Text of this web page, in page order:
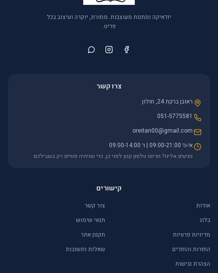
יודאיקה ומתנות מעוצבות. מסורת, יוקרה ועיצוב בכל
פריט.
צרו קשר
ראובן ברקת 24, חולון
051-5775581
oreitan00@gmail.com
א׳-ה׳ 09:00-21:00 | ו׳ 09:00-14:00
מגיעים אלינו? תרימו טלפון קטן לפני כן, כדי שניהיה פנויים רק בשבילכם
קישורים
אודות
צור קשר
בלוג
תנאי שימוש
מדיניות פרטיות
תקנון אתר
החזרות והחזרים
שאלות ותשובות
הצהרת נגישות